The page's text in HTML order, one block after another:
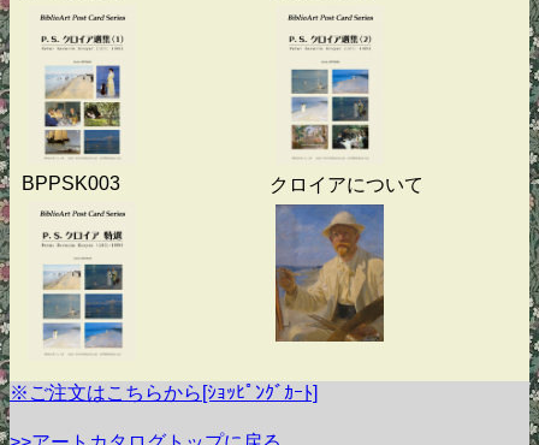
BPPSK003 クロイアについて
※ご注文はこちらから[ｼｮｯﾋﾟﾝｸﾞｶｰﾄ]